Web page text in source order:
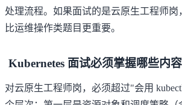
处理流程。如果面试的是云原生工程师
比运维操作类题目更重要。
Kubernetes 面试必须掌握哪些内容
对云原生工程师岗，必须超过"会用